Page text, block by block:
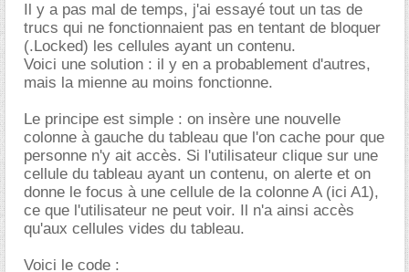
Il y a pas mal de temps, j'ai essayé tout un tas de
trucs qui ne fonctionnaient pas en tentant de bloquer
(.Locked) les cellules ayant un contenu.
Voici une solution : il y en a probablement d'autres,
mais la mienne au moins fonctionne.
Le principe est simple : on insère une nouvelle
colonne à gauche du tableau que l'on cache pour que
personne n'y ait accès. Si l'utilisateur clique sur une
cellule du tableau ayant un contenu, on alerte et on
donne le focus à une cellule de la colonne A (ici A1),
ce que l'utilisateur ne peut voir. Il n'a ainsi accès
qu'aux cellules vides du tableau.
Voici le code :